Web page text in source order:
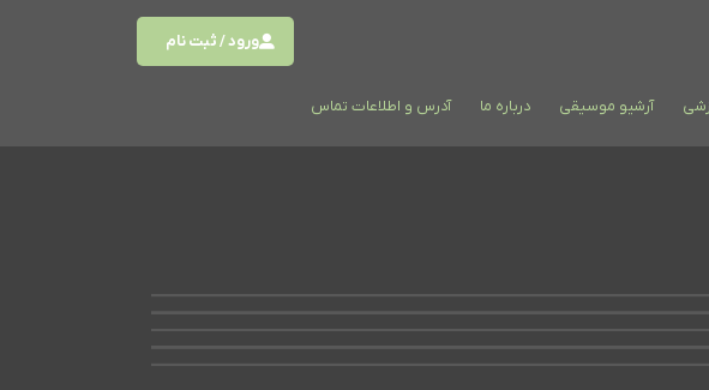
ورود / ثبت نام
آرشیو موسیقی درباره ما آدرس و اطلاعات تماس